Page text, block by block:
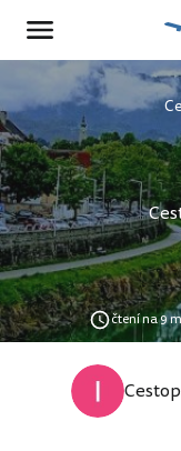
čtení na 9